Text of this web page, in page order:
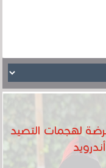
لهجمات التصيد